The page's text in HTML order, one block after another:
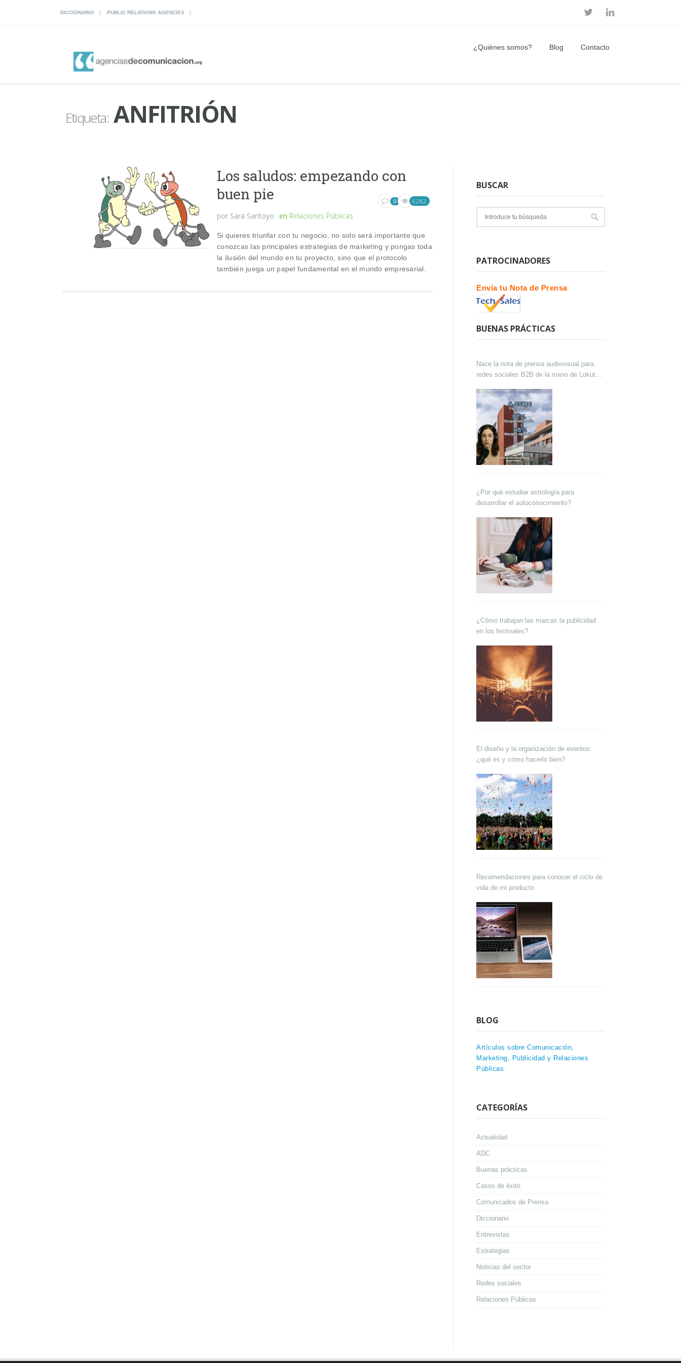
DICCIONARIO PUBLIC RELATIONS AGENCIES
¿Quiénes somos? Blog Contacto
Etiqueta:ANFITRIÓN
Los saludos: empezando con
buen pie
por Sara Santoyo en Relaciones Públicas
0 6282
Si quieres triunfar con tu negocio, no solo será importante que
conozcas las principales estrategias de marketing y pongas toda
la ilusión del mundo en tu proyecto, sino que el protocolo
también juega un papel fundamental en el mundo empresarial.
BUSCAR
PATROCINADORES
Envía tu Nota de Prensa
BUENAS PRÁCTICAS
Nace la nota de prensa audiovisual para
redes sociales B2B de la mano de Lokutor
¿Por qué estudiar astrología para
desarrollar el autoconocimiento?
¿Cómo trabajan las marcas la publicidad
en los festivales?
El diseño y la organización de eventos:
¿qué es y cómo hacerlo bien?
Recomendaciones para conocer el ciclo de
vida de mi producto
BLOG
Artículos sobre Comunicación,
Marketing, Publicidad y Relaciones
Públicas
CATEGORÍAS
Actualidad
ADC
Buenas prácticas
Casos de éxito
Comunicados de Prensa
Diccionario
Entrevistas
Estrategias
Noticias del sector
Redes sociales
Relaciones Públicas